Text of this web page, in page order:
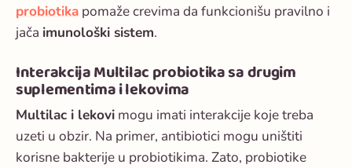
probiotika pomaže crevima da funkcionišu pravilno i
jača imunološki sistem.
Interakcija Multilac probiotika sa drugim
suplementima i lekovima
Multilac i lekovi mogu imati interakcije koje treba
uzeti u obzir. Na primer, antibiotici mogu uništiti
korisne bakterije u probiotikima. Zato, probiotike